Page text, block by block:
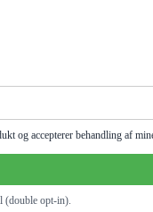
og accepterer behandling af
(double opt-in).